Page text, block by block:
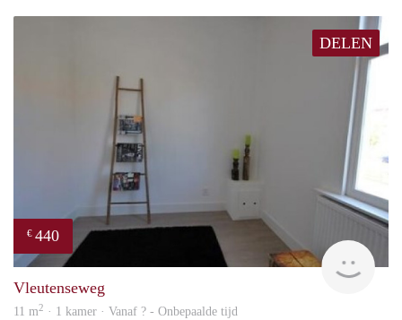
DELEN
€ 440
Vleutenseweg
11 m2 · 1 kamer · Vanaf ? - Onbepaalde tijd